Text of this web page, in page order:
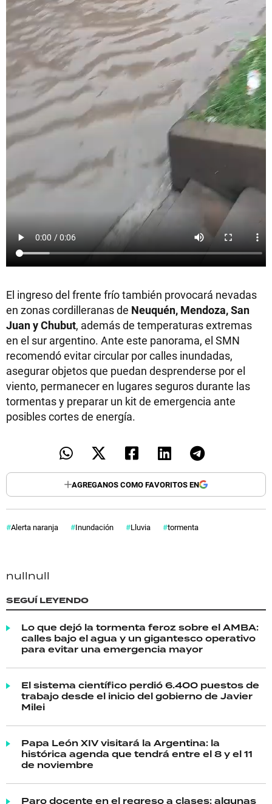
El ingreso del frente frío también provocará nevadas
en zonas cordilleranas de Neuquén, Mendoza, San
Juan y Chubut, además de temperaturas extremas
en el sur argentino. Ante este panorama, el SMN
recomendó evitar circular por calles inundadas,
asegurar objetos que puedan desprenderse por el
viento, permanecer en lugares seguros durante las
tormentas y preparar un kit de emergencia ante
posibles cortes de energía.
AGREGANOS COMO FAVORITOS EN
Alerta naranja Inundación Lluvia tormenta
nullnull
SEGUÍ LEYENDO
Lo que dejó la tormenta feroz sobre el AMBA:
calles bajo el agua y un gigantesco operativo
para evitar una emergencia mayor
El sistema científico perdió 6.400 puestos de
trabajo desde el inicio del gobierno de Javier
Milei
Papa León XIV visitará la Argentina: la
histórica agenda que tendrá entre el 8 y el 11
de noviembre